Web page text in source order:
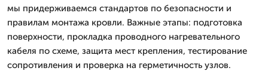
мы придерживаемся стандартов по безопасности и
правилам монтажа кровли. Важные этапы: подготовка
поверхности, прокладка проводного нагревательного
кабеля по схеме, защита мест крепления, тестирование
сопротивления и проверка на герметичность узлов.